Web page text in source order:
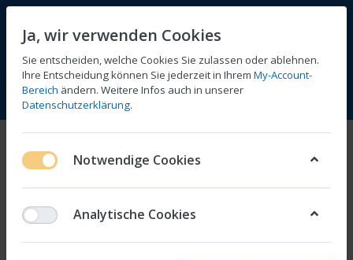
Menü Anmelden Vergleichen Wunschliste
Bowdenzüge
Filtern Sortieren
Ja, wir verwenden Cookies
Sie entscheiden, welche Cookies Sie zulassen oder ablehnen.
Ihre Entscheidung können Sie jederzeit in Ihrem My-Account-
Bereich ändern. Weitere Infos auch in unserer
Datenschutzerklärung.
Notwendige Cookies
Analytische Cookies